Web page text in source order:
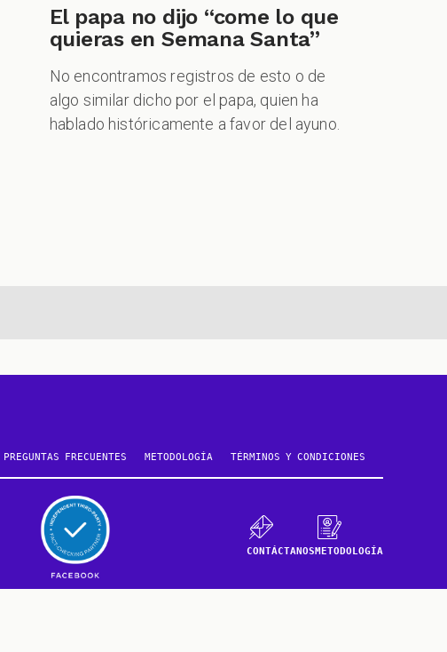
El papa no dijo “come lo que
quieras en Semana Santa”
No encontramos registros de esto o de
algo similar dicho por el papa, quien ha
hablado históricamente a favor del ayuno.
PREGUNTAS FRECUENTES METODOLOGÍA TÉRMINOS Y CONDICIONES
CONTÁCTANOSMETODOLOGÍA